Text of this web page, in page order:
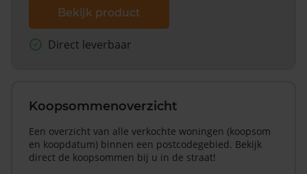
Bekijk product
Direct leverbaar
Koopsommenoverzicht
Een overzicht van alle verkochte woningen (koopsom
en koopdatum) binnen een postcodegebied. Bekijk
direct de koopsommen bij u in de straat!